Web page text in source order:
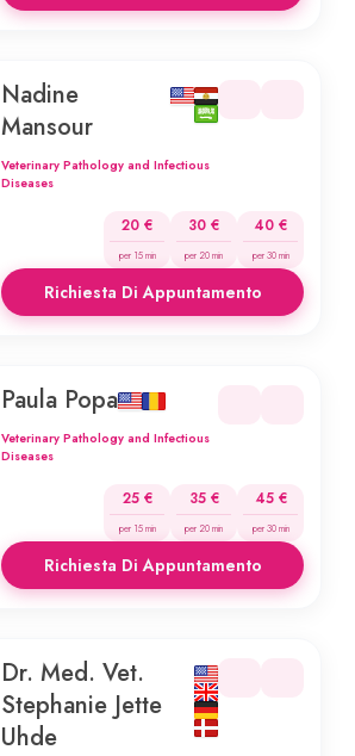
Nadine
Mansour
Veterinary Pathology and Infectious
Diseases
20 €
per 15 min
30 €
per 20 min
40 €
per 30 min
Richiesta Di Appuntamento
Paula Popa
Veterinary Pathology and Infectious
Diseases
25 €
per 15 min
35 €
per 20 min
45 €
per 30 min
Richiesta Di Appuntamento
Dr. Med. Vet.
Stephanie Jette
Uhde